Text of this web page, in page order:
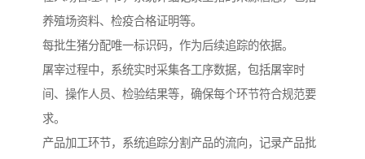
养殖场资料、检疫合格证明等。
每批生猪分配唯一标识码，作为后续追踪的依据。
屠宰过程中，系统实时采集各工序数据，包括屠宰时
间、操作人员、检验结果等，确保每个环节符合规范要
求。
产品加工环节，系统追踪分割产品的流向，记录产品批